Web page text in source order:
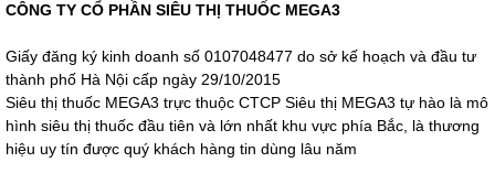
CÔNG TY CỔ PHẦN SIÊU THỊ THUỐC MEGA3
Giấy đăng ký kinh doanh số 0107048477 do sở kế hoạch và đầu tư
thành phố Hà Nội cấp ngày 29/10/2015
Siêu thị thuốc MEGA3 trực thuộc CTCP Siêu thị MEGA3 tự hào là mô
hình siêu thị thuốc đầu tiên và lớn nhất khu vực phía Bắc, là thương
hiệu uy tín được quý khách hàng tin dùng lâu năm